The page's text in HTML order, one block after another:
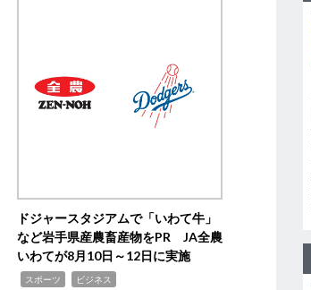
ドジャースタジアムで「いわて牛」
など岩手県産農畜産物をPR JA全農
いわてが8月10日～12日に実施
スポーツ ビジネス